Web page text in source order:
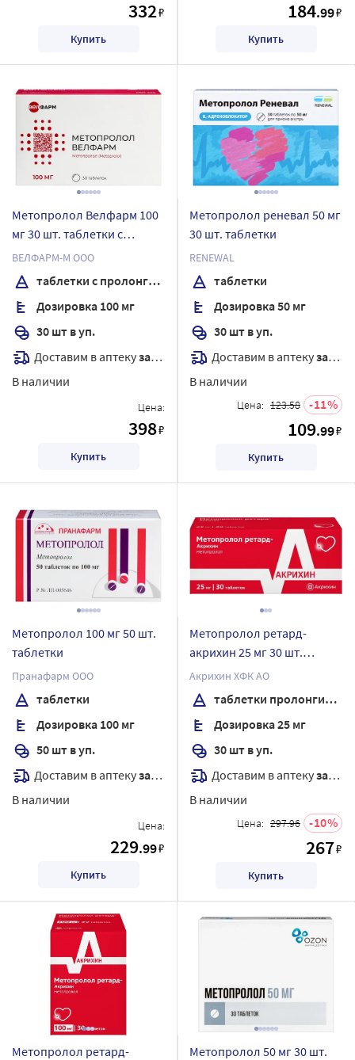
332₽
Купить
184.99₽
Купить
Метопролол Велфарм 100
мг 30 шт. таблетки с
пролонгированным
высвобождением,
покрытые пленочной
оболочкой
ВЕЛФАРМ-М ООО
таблетки с пролонгированным высвобождением, покрытые пленочной оболочкой
Дозировка 100 мг
30 шт в уп.
Доставим в аптекузавтра
В наличии
Цена:
398₽
Купить
Метопролол реневал 50 мг
30 шт. таблетки
RENEWAL
таблетки
Дозировка 50 мг
30 шт в уп.
Доставим в аптекузавтра
В наличии
Цена: 123.58 11
109.99₽
Купить
Метопролол 100 мг 50 шт.
таблетки
Пранафарм ООО
таблетки
Дозировка 100 мг
50 шт в уп.
Доставим в аптекузавтра
В наличии
Цена:
229.99₽
Купить
Метопролол ретард-
акрихин 25 мг 30 шт.
таблетки
пролонгированного
действия, покрытые
пленочной оболочкой
Акрихин ХФК АО
таблетки пролонгированного действия, покрытые пленочной оболочкой
Дозировка 25 мг
30 шт в уп.
Доставим в аптекузавтра
В наличии
Цена: 297.96 10
267₽
Купить
Метопролол ретард-
Метопролол 50 мг 30 шт.